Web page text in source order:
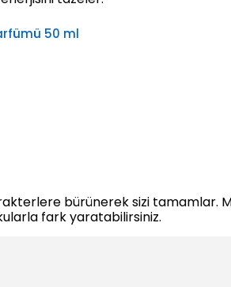
50 ml
bürünerek sizi tamamlar.
fark yaratabilirsiniz.